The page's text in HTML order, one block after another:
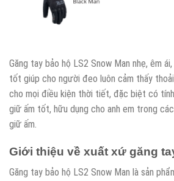
Găng tay bảo hộ LS2 Snow Man nhẹ, êm
tốt giúp cho người đeo luôn cảm thấy
cho mọi điều kiện thời tiết, đặc biệt có
giữ ấm tốt, hữu dụng cho anh em trong
giữ ấm.
Giới thiệu về xuất xứ găng
Găng tay bảo hộ LS2 Snow Man là sản